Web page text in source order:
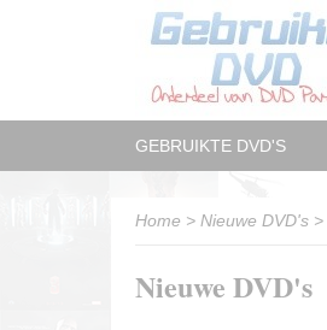
GEBRUIKTE DVD'S
Home > Nieuwe DVD's >
Nieuwe DVD's